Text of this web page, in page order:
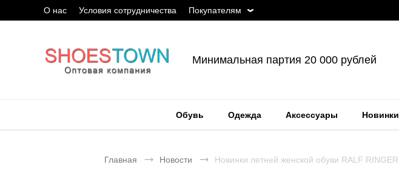
О нас Условия сотрудничества Покупателям
Минимальная партия 20 000 рублей
Обувь Одежда Аксессуары Новинки
Главная Новости Новинки летней женской обуви RALF RINGER